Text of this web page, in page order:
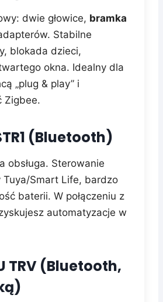
dwie głowice, bramka
Stabilne
blokada dzieci,
okna. Idealny dla
„plug & play” i
Zigbee.
(Bluetooth)
obsługa. Sterowanie
Tuya/Smart Life, bardzo
baterii. W połączeniu z
automatyzacje w
TRV (Bluetooth,